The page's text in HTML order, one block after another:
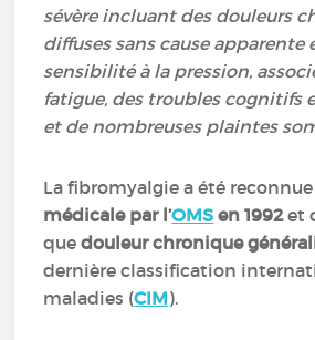
sévère incluant des douleurs
diffuses sans cause apparente
sensibilité à la pression,
fatigue, des troubles cognitifs
et de nombreuses plaintes
La fibromyalgie a été
médicale par l’OMS en 1992et
quedouleur chronique
dernière classification
maladies (CIM).